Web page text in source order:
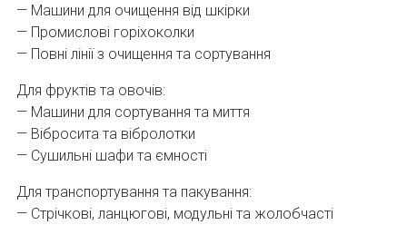
— Машини для очищення від шкірки
— Промислові горіхоколки
— Повні лінії з очищення та сортування
Для фруктів та овочів:
— Машини для сортування та миття
— Вібросита та вібролотки
— Сушильні шафи та ємності
Для транспортування та пакування:
— Стрічкові, ланцюгові, модульні та жолобчасті